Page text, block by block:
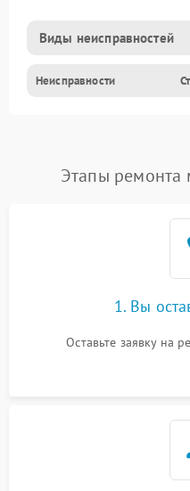
Виды неисправностей
Неисправности
Этапы ремонта
1. Вы
Оставьте заявку на